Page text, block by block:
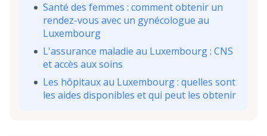
Santé des femmes : comment obtenir un
rendez-vous avec un gynécologue au
Luxembourg
L'assurance maladie au Luxembourg : CNS
et accès aux soins
Les hôpitaux au Luxembourg : quelles sont
les aides disponibles et qui peut les obtenir